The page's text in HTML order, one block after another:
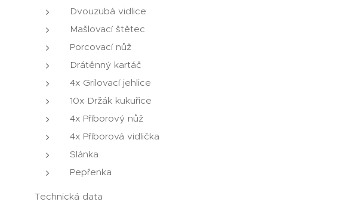
Dvouzubá vidlice
Mašlovací štětec
Porcovací nůž
Drátěnný kartáč
4x Grilovací jehlice
10x Držák kukuřice
4x Příborový nůž
4x Příborová vidlička
Slánka
Pepřenka
Technická data